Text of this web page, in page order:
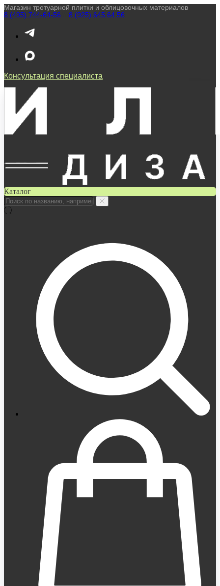
Магазин тротуарной плитки и облицовочных материалов
8 (495) 744-64-56
8 (925) 645 64 56
Консультация специалиста
Каталог